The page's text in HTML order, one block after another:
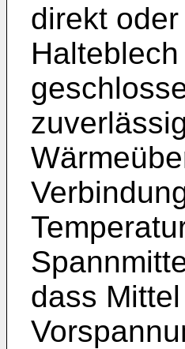
direkt
dass